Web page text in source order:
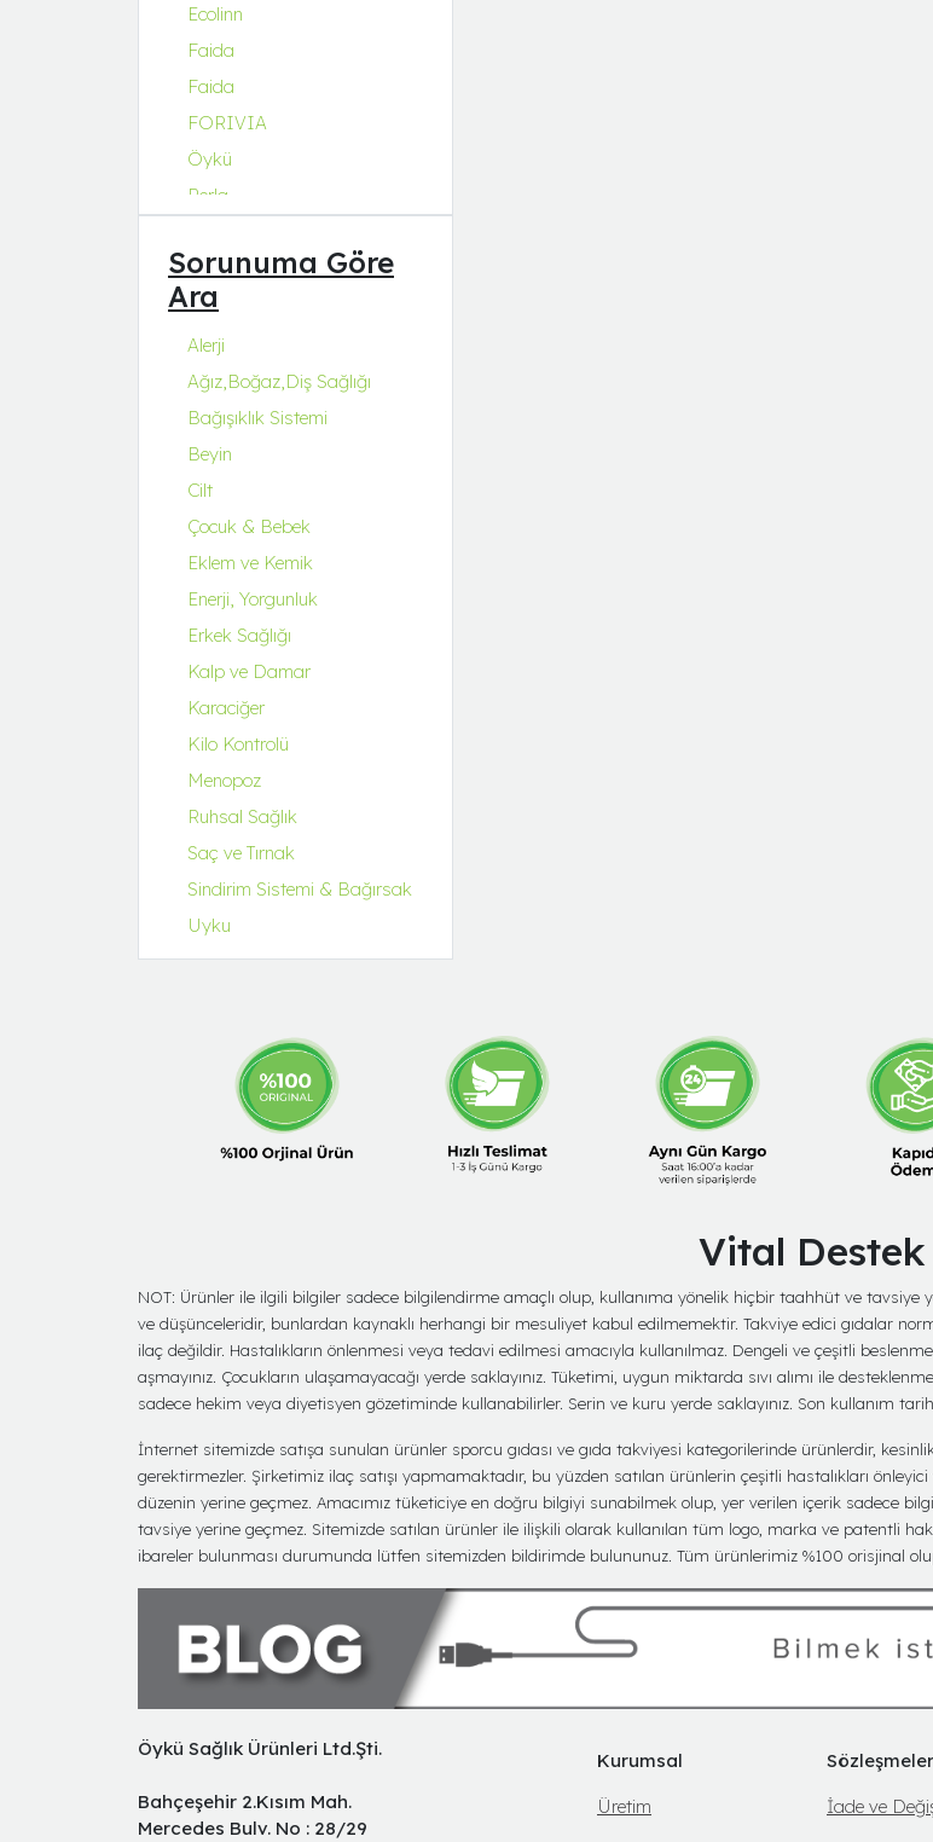
Ecolinn
Faida
Faida
FORIVIA
Öykü
Perla
Q-Collagen
Q-Fit
Q-MENA
Q-UZU
ROBİN&ODİN
Sorunuma Göre
Ara
Alerji
Ağız,Boğaz,Diş Sağlığı
Bağışıklık Sistemi
Beyin
Cilt
Çocuk & Bebek
Eklem ve Kemik
Enerji, Yorgunluk
Erkek Sağlığı
Kalp ve Damar
Karaciğer
Kilo Kontrolü
Menopoz
Ruhsal Sağlık
Saç ve Tırnak
Sindirim Sistemi & Bağırsak
Uyku
Vital Destek
NOT: Ürünler ile ilgili bilgiler sadece bilgilendirme amaçlı olup, kullanıma yönelik hiçbir taahhüt ve
ve düşünceleridir, bunlardan kaynaklı herhangi bir mesuliyet kabul edilmemektir. Takviye edici gıdalar
ilaç değildir. Hastalıkların önlenmesi veya tedavi edilmesi amacıyla kullanılmaz. Dengeli ve çeşitli
aşmayınız. Çocukların ulaşamayacağı yerde saklayınız. Tüketimi, uygun miktarda sıvı alımı ile
sadece hekim veya diyetisyen gözetiminde kullanabilirler. Serin ve kuru yerde saklayınız. Son kullanım
İnternet sitemizde satışa sunulan ürünler sporcu gıdası ve gıda takviyesi kategorilerinde ürünlerdir,
gerektirmezler. Şirketimiz ilaç satışı yapmamaktadır, bu yüzden satılan ürünlerin çeşitli hastalıkları
düzenin yerine geçmez. Amacımız tüketiciye en doğru bilgiyi sunabilmek olup, yer verilen içerik sadece
tavsiye yerine geçmez. Sitemizde satılan ürünler ile ilişkili olarak kullanılan tüm logo, marka ve patentli
ibareler bulunması durumunda lütfen sitemizden bildirimde bulununuz. Tüm ürünlerimiz %100 orisjinal olup,
Öykü Sağlık Ürünleri Ltd.Şti.
Bahçeşehir 2.Kısım Mah.
Mercedes Bulv. No : 28/29
Kurumsal
Üretim
Sözleşmeler
İade ve